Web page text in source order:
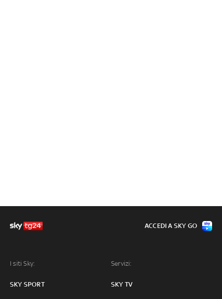
I siti Sky:
SKY SPORT
Servizi:
SKY TV
ACCEDI A SKY GO